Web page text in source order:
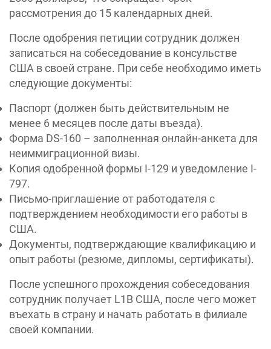
рассмотрения до 15 календарных дней.
После одобрения петиции сотрудник должен
записаться на собеседование в консульстве
США в своей стране. При себе необходимо иметь
следующие документы:
Паспорт (должен быть действительным не
менее 6 месяцев после даты въезда).
Форма DS-160 – заполненная онлайн-анкета для
неиммиграционной визы.
Копия одобренной формы I-129 и уведомление I-
797.
Письмо-приглашение от работодателя с
подтверждением необходимости его работы в
США.
Документы, подтверждающие квалификацию и
опыт работы (резюме, дипломы, сертификаты).
После успешного прохождения собеседования
сотрудник получает L1B США, после чего может
въехать в страну и начать работать в филиале
своей компании.